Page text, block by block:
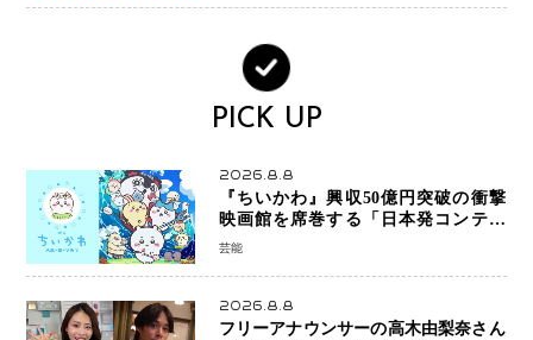
PICK UP
2026.8.8
『ちいかわ』興収50億円突破の衝撃
映画館を席巻する「日本発コンテン
ツ」の強さ スパイダーマン、モアナ
芸能
2026.8.8
フリーアナウンサーの高木由梨奈さん